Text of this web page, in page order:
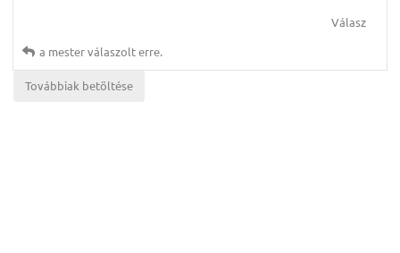
Válasz
a mesterválaszolt erre.
Továbbiak betöltése